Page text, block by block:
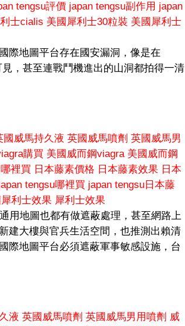
tengsu評價 japan tengsu副作用 japan
士cialis 美國犀利士30粒裝 美國犀利士
際地圖平台存在國安漏洞，像是在
，甚至連戰鬥機進出的山洞都拍得一清
國威馬持久液 英國威馬噴劑 英國威馬男
購買 美國威而鋼viagra 美國威而鋼
裡買 日本藤素價格 日本藤素效果 日本
tengsu哪裡買 japan tengsu日本藤
利士效果 犀利士效果
用地圖也都有做遮蔽處理，甚至網路上
建大樓與官兵生活空間，也推測出賴清
際地圖平台必須遮蔽軍事敏感設施，台
液 英國威馬噴劑 英國威馬男用噴劑 威